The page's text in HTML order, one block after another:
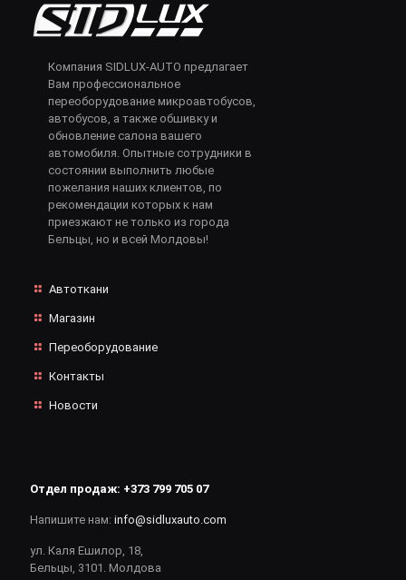
Компания SIDLUX-AUTO предлагает
Вам профессиональное
переоборудование микроавтобусов,
автобусов, а также обшивку и
обновление салона вашего
автомобиля. Опытные сотрудники в
состоянии выполнить любые
пожелания наших клиентов, по
рекомендации которых к нам
приезжают не только из города
Бельцы, но и всей Молдовы!
Автоткани
Магазин
Переоборудование
Контакты
Новости
Отдел продаж: +373 799 705 07
Напишите нам: info@sidluxauto.com
ул. Каля Ешилор, 18,
Бельцы, 3101. Молдова